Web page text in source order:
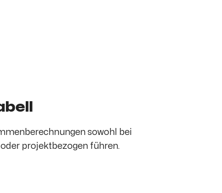
sowohl bei
projektbezogen führen.